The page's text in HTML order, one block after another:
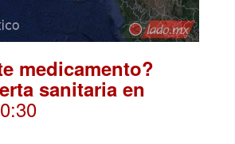
medicamento?
sanitaria en